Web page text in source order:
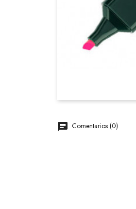
Comentarios (0)